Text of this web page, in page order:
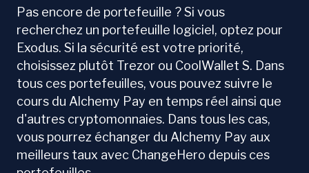
Pas encore de portefeuille ? Si vous
recherchez un portefeuille logiciel, optez pour
Exodus. Si la sécurité est votre priorité,
choisissez plutôt Trezor ou CoolWallet S. Dans
tous ces portefeuilles, vous pouvez suivre le
cours du Alchemy Pay en temps réel ainsi que
d'autres cryptomonnaies. Dans tous les cas,
vous pourrez échanger du Alchemy Pay aux
meilleurs taux avec ChangeHero depuis ces